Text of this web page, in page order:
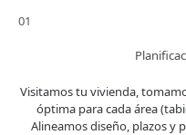
01
Visitamos tu vivienda,
óptima para cada área
Alineamos diseño, plazos y